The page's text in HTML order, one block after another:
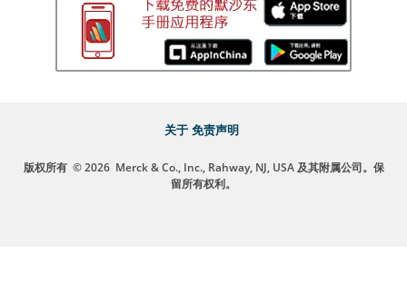
关于 免责声明
版权所有 © 2026 Merck & Co., Inc., Rahway, NJ, USA 及其附属公司。保
留所有权利。